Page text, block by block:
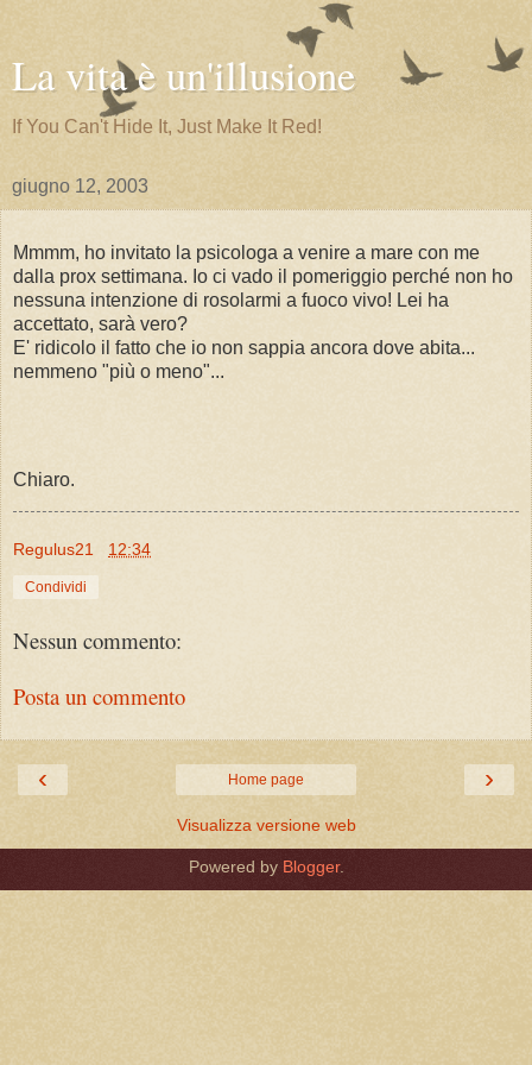
La vita è un'illusione
If You Can't Hide It, Just Make It Red!
giugno 12, 2003
Mmmm, ho invitato la psicologa a venire a mare con me
dalla prox settimana. Io ci vado il pomeriggio perché non ho
nessuna intenzione di rosolarmi a fuoco vivo! Lei ha
accettato, sarà vero?
E' ridicolo il fatto che io non sappia ancora dove abita...
nemmeno "più o meno"...
Chiaro.
Regulus21 12:34
Condividi
Nessun commento:
Posta un commento
‹ ›
Home page
Visualizza versione web
Powered by Blogger.